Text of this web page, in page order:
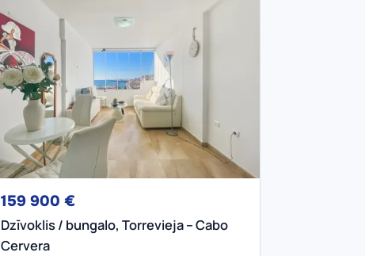
159 900 €
Dzīvoklis / bungalo, Torrevieja – Cabo
Cervera